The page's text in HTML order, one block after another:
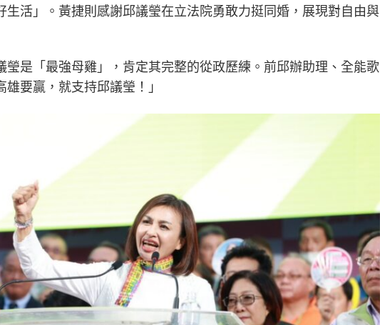
生活」。黃捷則感謝邱議瑩在立法院勇敢力挺同婚，展現對自由與
瑩是「最強母雞」，肯定其完整的從政歷練。前邱辦助理、全能歌
要贏，就支持邱議瑩！」